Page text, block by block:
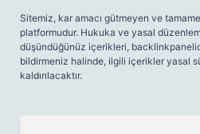
Sitemiz, kar amacı gütmeyen ve
platformudur. Hukuka ve yasal
düşündüğünüz içerikleri,
bildirmeniz halinde, ilgili içerikler yasal
kaldırılacaktır.